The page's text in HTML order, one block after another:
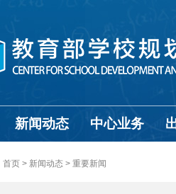
新闻动态 中心业务
首页 > 新闻动态 > 重要新闻